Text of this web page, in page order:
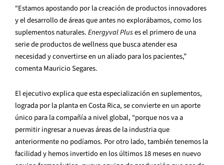
“Estamos apostando por la creación de productos innovadores
y el desarrollo de áreas que antes no explorábamos, como los
suplementos naturales.Energyval Pluses el primero de una
serie de productos de wellness que busca atender esa
necesidad y convertirse en un aliado para los pacientes,”
comenta Mauricio Segares.
El ejecutivo explica que esta especialización en suplementos,
lograda por la planta en Costa Rica, se convierte en un aporte
único para la compañía a nivel global, “porque nos va a
permitir ingresar a nuevas áreas de la industria que
anteriormente no podíamos. Por otro lado, también tenemos la
facilidad y hemos invertido en los últimos 18 meses en nuevo